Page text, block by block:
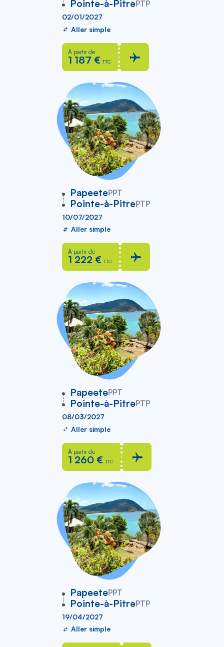
Pointe-à-PitrePTP
02/01/2027
Aller simple
À partir de
1 187 € TTC
PapeetePPT
vers
Pointe-à-PitrePTP
10/07/2027
Aller simple
À partir de
1 222 € TTC
PapeetePPT
vers
Pointe-à-PitrePTP
08/03/2027
Aller simple
À partir de
1 260 € TTC
PapeetePPT
vers
Pointe-à-PitrePTP
19/04/2027
Aller simple